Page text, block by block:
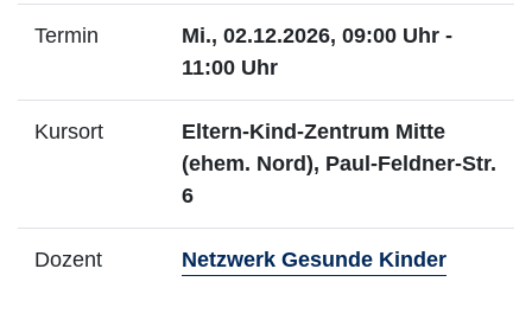
Termin
Mi., 02.12.2026, 09:00 Uhr -
11:00 Uhr
Kursort
Eltern-Kind-Zentrum Mitte
(ehem. Nord), Paul-Feldner-Str.
6
Dozent Netzwerk Gesunde Kinder- Mehr